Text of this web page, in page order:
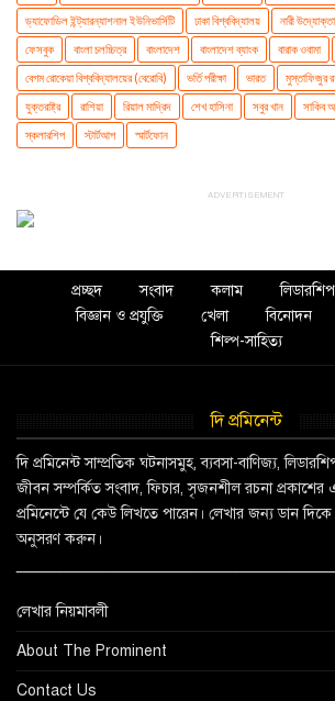
ড্যাফোডিল ইন্ট্যারন্যাশনাল ইউনিভার্সিটি
ঢাকা বিশ্ববিদ্যালয় নারী উদ্যোক্তা
ফেসবুক
বাংলা চলচ্চিত্র বাংলাদেশ বাংলাদেশ ব্যাংক বারাক ওবামা
বেগম রোকেয়া বিশ্ববিদ্যালয়ের (বেরোবি)
ভর্তি পরীক্ষা ভারত মুস্তাফিজুর
যুক্তরাষ্ট্র
রাশিয়া রিয়াল মাদ্রিদ শেখ হাসিনা সবুর খান সাকিব
স্কলারশিপ
স্টার্টআপ স্মার্টফোন
ADVERTISEMENT
প্রচ্ছদ সংবাদ কলাম লিডারশিপ
বিজ্ঞান ও প্রযুক্তি
খেলা বিনোদন
শিল্প-সাহিত্য
দি প্রমিনেন্ট
দি প্রমিনেন্ট সাম্প্রতিক ঘটনাসমুহ, ব্যবসা-বাণিজ্য,
জীবন সম্পর্কিত সংবাদ, ফিচার, সৃজনশীল রচনা প্রকাশের
প্রমিনেন্টে যে কেউ লিখতে পারেন। লেখার জন্য ডান দিকে
অনুসরণ করুন।
লেখার নিয়মাবলী
About The Prominent
Contact Us